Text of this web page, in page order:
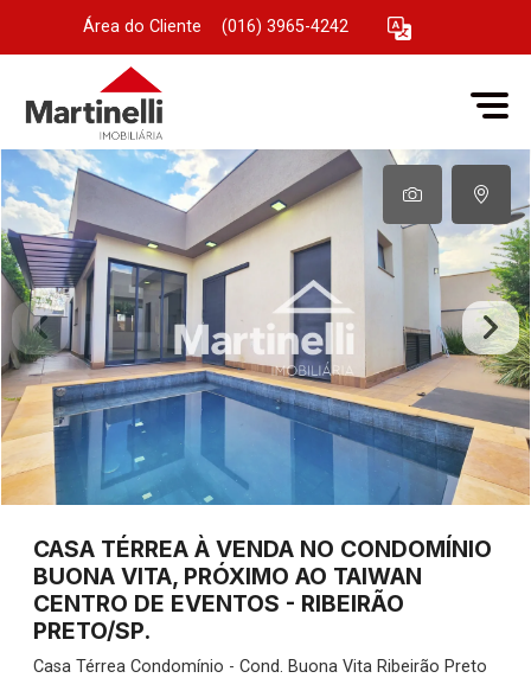
Área do Cliente (016) 3965-4242
CASA TÉRREA À VENDA NO CONDOMÍNIO
BUONA VITA, PRÓXIMO AO TAIWAN
CENTRO DE EVENTOS - RIBEIRÃO
PRETO/SP.
Casa Térrea Condomínio - Cond. Buona Vita Ribeirão Preto